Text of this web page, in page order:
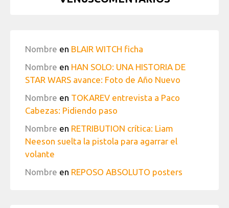
Nombre en BLAIR WITCH ficha
Nombre en HAN SOLO: UNA HISTORIA DE
STAR WARS avance: Foto de Año Nuevo
Nombre en TOKAREV entrevista a Paco
Cabezas: Pidiendo paso
Nombre en RETRIBUTION crítica: Liam
Neeson suelta la pistola para agarrar el
volante
Nombre en REPOSO ABSOLUTO posters